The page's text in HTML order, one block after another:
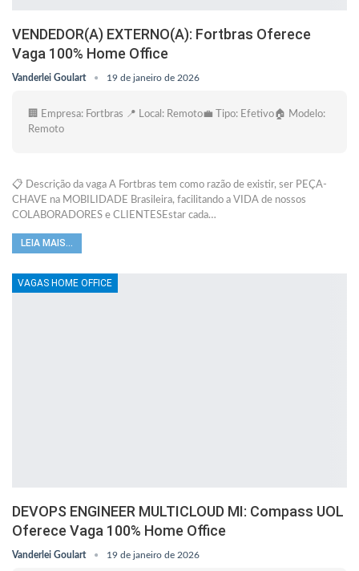
VENDEDOR(A) EXTERNO(A): Fortbras Oferece
Vaga 100% Home Office
Vanderlei Goulart 19 de janeiro de 2026
🏢 Empresa: Fortbras 📍 Local: Remoto💼 Tipo: Efetivo🏠 Modelo:
Remoto
📋 Descrição da vaga A Fortbras tem como razão de existir, ser PEÇA-
CHAVE na MOBILIDADE Brasileira, facilitando a VIDA de nossos
COLABORADORES e CLIENTESEstar cada…
LEIA MAIS...
VAGAS HOME OFFICE
DEVOPS ENGINEER MULTICLOUD MI: Compass UOL
Oferece Vaga 100% Home Office
Vanderlei Goulart 19 de janeiro de 2026